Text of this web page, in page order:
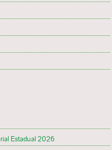
Estadual 2026